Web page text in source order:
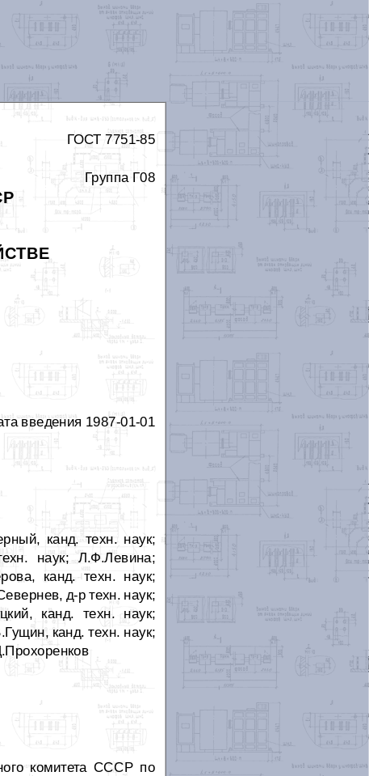
ГОСТ 7751-85
Группа Г08
введения 1987-01-01
канд. техн. наук;
наук; Л.Ф.Левина;
канд. техн. наук;
д-р техн. наук;
канд. техн. наук;
канд. техн. наук;
комитета СССР по